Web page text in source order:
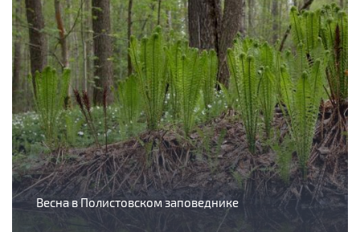
Весна в Полистовском заповеднике